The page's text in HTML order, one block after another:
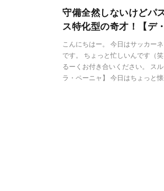
守備全然しないけどパ
ス特化型の奇才！【デ
こんにちはー。 今日はサッカー
です。 ちょっと忙しいんです（
るーくお付き合いください。 ス
ラ・ペーニャ】 今日はちょっと